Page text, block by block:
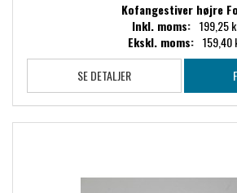
Kofangestiver højre
Inkl. moms: 199,25
Ekskl. moms: 159,40
SE DETALJER